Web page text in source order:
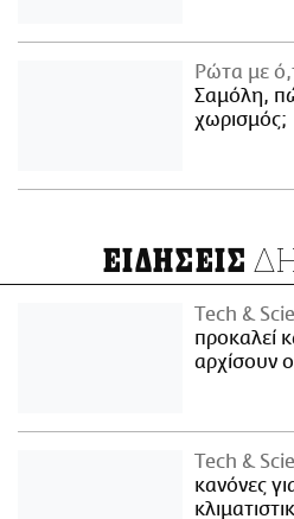
Ρώτα με
Σαμόλη,
χωρισμός;
ΕΙΔΗΣΕΙΣ
Τech &
προκαλεί
αρχίσουν
Τech &
κανόνες